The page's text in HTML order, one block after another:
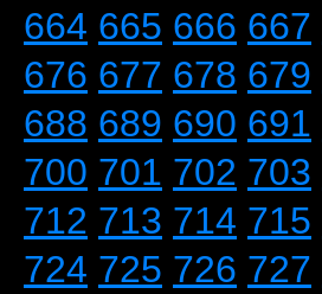
664 665 666 667
676 677 678 679
688 689 690 691
700 701 702 703
712 713 714 715
724 725 726 727